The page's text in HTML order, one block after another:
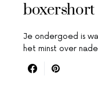
boxershort
Je ondergoed is
het minst over